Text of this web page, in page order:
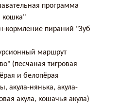
программа
кошка"
кормление пираний "Зуб
маршрут
(песчаная тигровая
и белопёрая
акула-нянька, акула-
акула, кошачья акула)